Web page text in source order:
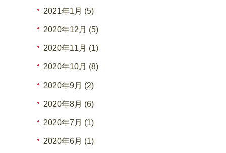
2021年1月 (5)
2020年12月 (5)
2020年11月 (1)
2020年10月 (8)
2020年9月 (2)
2020年8月 (6)
2020年7月 (1)
2020年6月 (1)